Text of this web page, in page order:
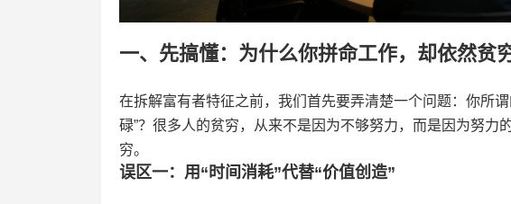
一、先搞懂：为什么你拼命工作，却依然贫
在拆解富有者特征之前，我们首先要弄清楚一个问题：你所谓
碌”？很多人的贫穷，从来不是因为不够努力，而是因为努力
穷。
误区一：用“时间消耗”代替“价值创造”